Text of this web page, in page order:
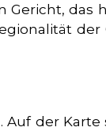
Gericht, das
der
Auf der